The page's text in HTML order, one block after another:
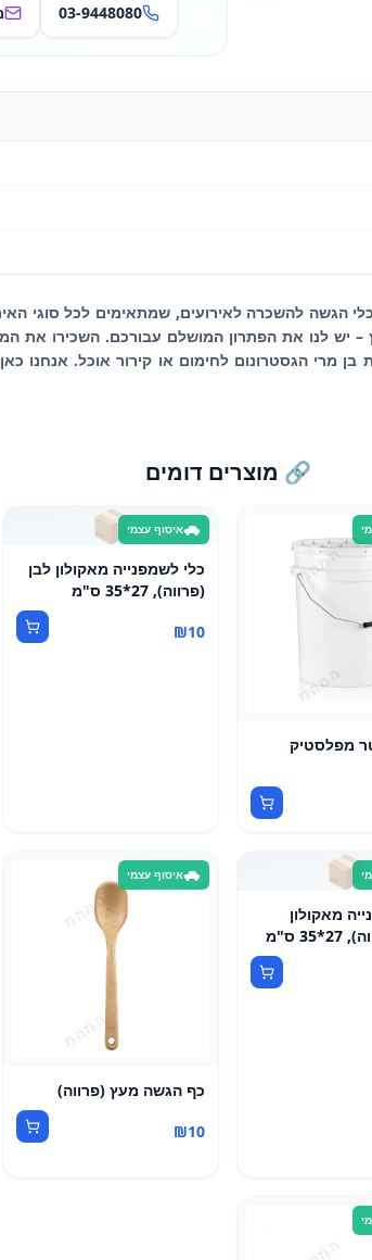
03-9448080
הגשה להשכרה לאירועים, שמתאימים לכל סוגי
יש לנו את הפתרון המושלם עבורכם. השכירו את
מרי הגסטרונום לחימום או קירור אוכל. אנחנו
🔗 מוצרים דומים
ליטר מפלסטיק
📦איסוף עצמי
כלי לשמפנייה מאקולון לבן
(פרווה), 27*35 ס"מ
₪10
📦
מאקולון
ס"מ
איסוף עצמי
כף הגשה מעץ (פרווה)
₪10